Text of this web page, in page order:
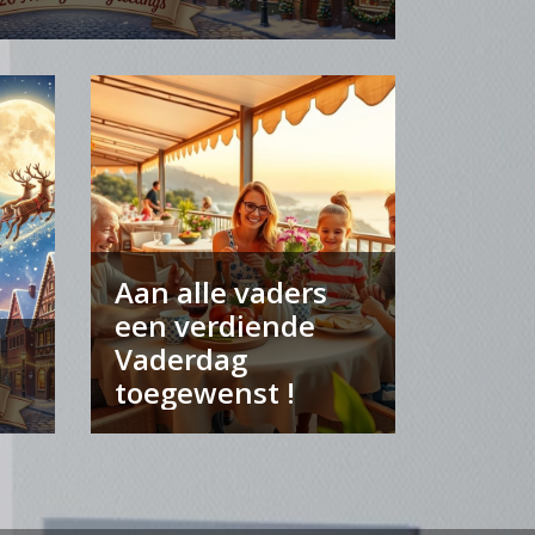
Aan alle vaders
een verdiende
Vaderdag
toegewenst !